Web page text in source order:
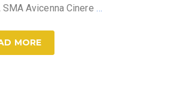
Avicenna Cinere …
MORE